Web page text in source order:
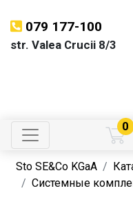
079 177-100
str. Valea Crucii 8/3
0
Sto SE&Co KGaA
Системные